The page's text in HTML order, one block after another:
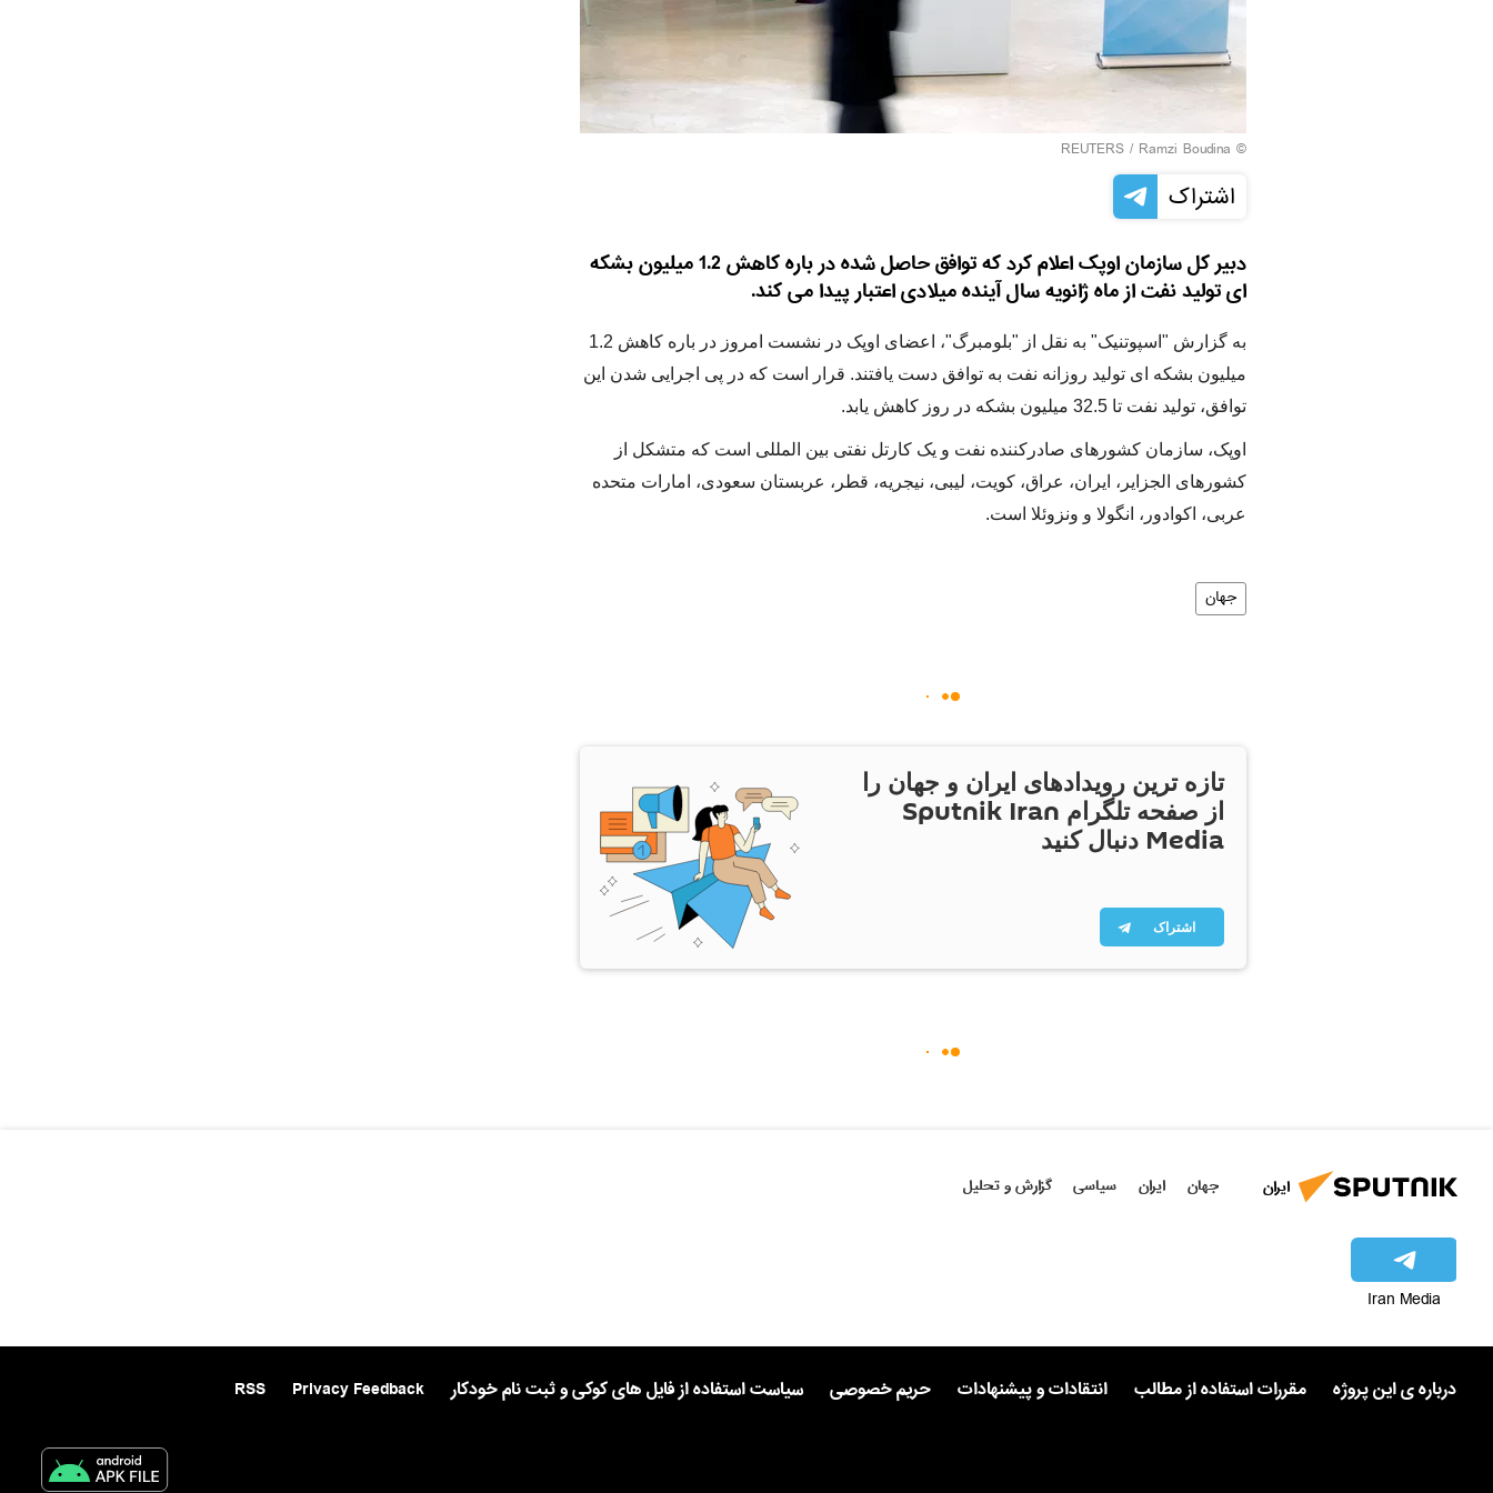
©
REUTERS / Ramzi Boudina
اشتراک
دبیر کل سازمان اوپک اعلام کرد که توافق حاصل شده در باره کاهش 1.2 میلیون بشکه
ای تولید نفت از ماه ژانویه سال آینده میلادی اعتبار پیدا می کند.
به گزارش "اسپوتنیک" به نقل از "بلومبرگ"، اعضای اوپک در نشست امروز در باره کاهش 1.2
میلیون بشکه ای تولید روزانه نفت به توافق دست یافتند. قرار است که در پی اجرایی شدن این
توافق، تولید نفت تا 32.5 میلیون بشکه در روز کاهش یابد.
اوپک، سازمان کشورهای صادرکننده نفت و یک کارتل نفتی بین المللی است که متشکل از
کشورهای الجزایر، ایران، عراق، کویت، لیبی، نیجریه، قطر، عربستان سعودی، امارات متحده
عربی، اکوادور، انگولا و ونزوئلا است.
جهان
تازه ترین رویدادهای ایران و جهان را
از صفحه تلگرام Sputnik Iran
Media دنبال کنید
اشتراک
ایران جهان ایران سیاسی گزارش و تحلیل
Iran Media
درباره ی این پروژه مقررات استفاده از مطالب انتقادات و پیشنهادات حریم خصوصی سیاست استفاده از فایل های کوکی و ثبت نام خودکار Privacy Feedback
RSS